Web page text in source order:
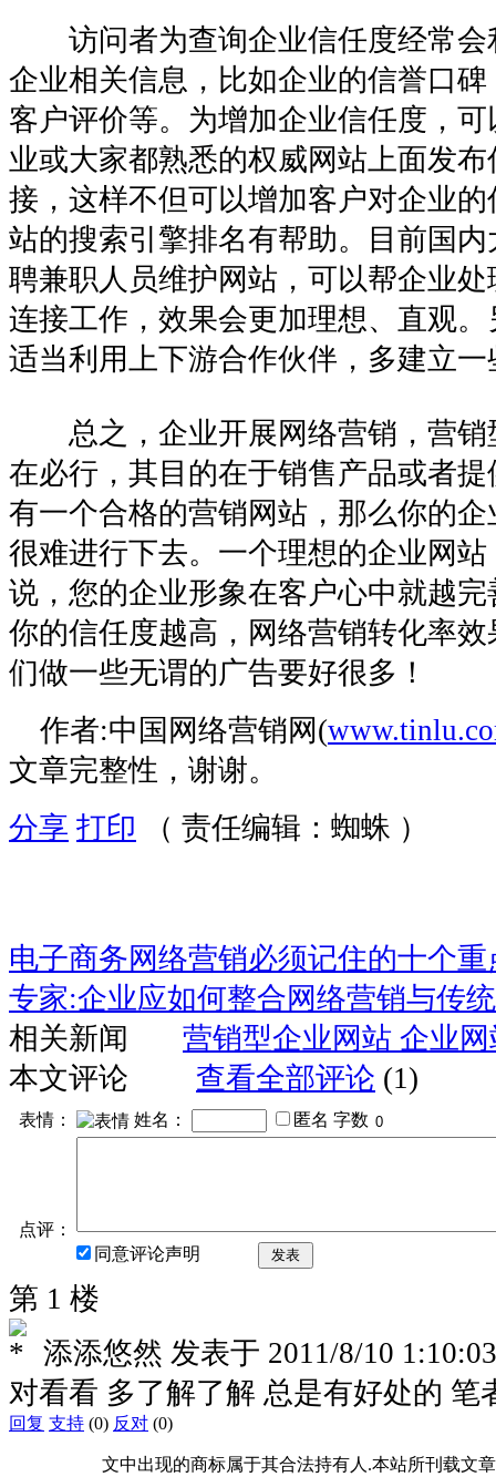
访问者为查询企业信任度经常会
企业相关信息，比如企业的信誉口
客户评价等。为增加企业信任度，
业或大家都熟悉的权威网站上面发
接，这样不但可以增加客户对企业
站的搜索引擎排名有帮助。目前国
聘兼职人员维护网站，可以帮企业
连接工作，效果会更加理想、直观
适当利用上下游合作伙伴，多建立
总之，企业开展网络营销，营销
在必行，其目的在于销售产品或者
有一个合格的营销网站，那么你的
很难进行下去。一个理想的企业网
说，您的企业形象在客户心中就越
你的信任度越高，网络营销转化率
们做一些无谓的广告要好很多！
作者:中国网络营销网(
文章完整性，谢谢。
分享 打印 （ 责任编辑：蜘蛛 ）
电子商务网络营销必须记住的十个重
专家:企业应如何整合网络营销与传
相关新闻
营销型企业网站 企业
本文评论
查看全部评论 (1)
表情： 姓名： 匿名 字数
点评：
同意评论声明
发表
第 1 楼
添添悠然 发表于 2011/8/10 1:10:03
对看看 多了解了解 总是有好处的 笔
回复 支持 (0) 反对 (0)
文中出现的商标属于其合法持有人.本站所刊载文